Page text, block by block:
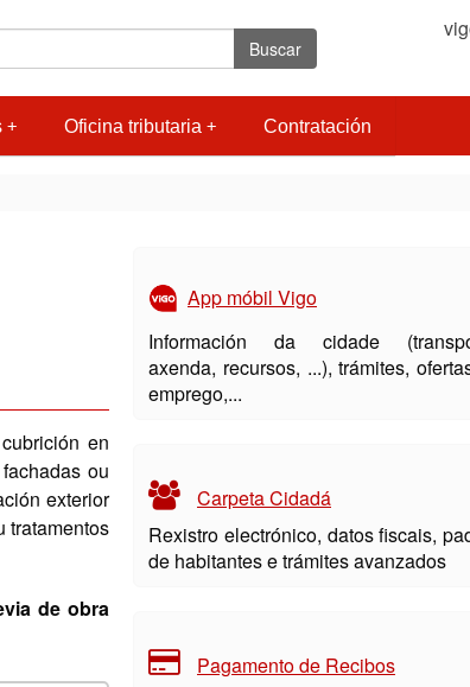
Buscar
Oficina tributaria Contratación
en
ou
exterior
tratamentos
de obra
App móbil Vigo
Información da cidade
axenda, recursos, ...), trámites,
emprego,...
Carpeta Cidadá
Rexistro electrónico, datos fiscais,
de habitantes e trámites avanzados
Pagamento de Recibos